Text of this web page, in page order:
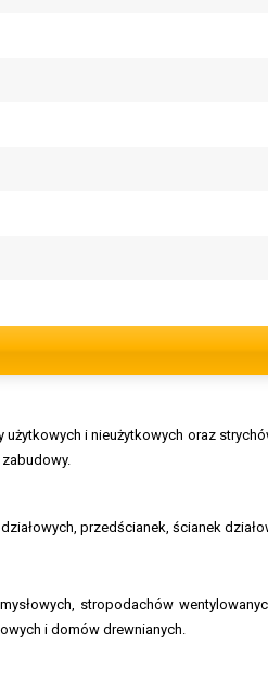
i nieużytkowych oraz
przedścianek, ścianek
stropodachów
i domów drewnianych.